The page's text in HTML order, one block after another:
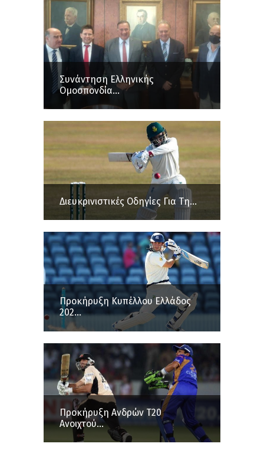
Συνάντηση Ελληνικής
Ομοσπονδία...
Διευκρινιστικές Οδηγίες Για Τη...
Προκήρυξη Κυπέλλου Ελλάδος
202...
Προκήρυξη Ανδρών Τ20
Ανοιχτού...